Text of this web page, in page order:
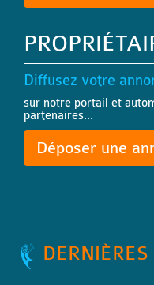
Diffusez votre
sur notre portail et
partenaires...
Déposer une